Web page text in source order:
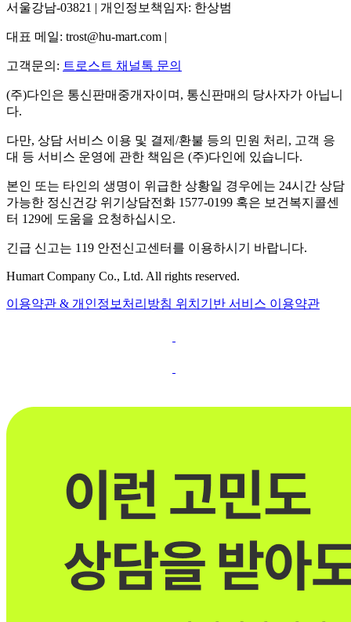
서울강남-03821 | 개인정보책임자: 한상범
대표 메일: trost@hu-mart.com |
고객문의: 트로스트 채널톡 문의
(주)다인은 통신판매중개자이며, 통신판매의 당사자가 아닙니
다.
다만, 상담 서비스 이용 및 결제/환불 등의 민원 처리, 고객 응
대 등 서비스 운영에 관한 책임은 (주)다인에 있습니다.
본인 또는 타인의 생명이 위급한 상황일 경우에는 24시간 상담
가능한 정신건강 위기상담전화 1577-0199 혹은 보건복지콜센
터 129에 도움을 요청하십시오.
긴급 신고는 119 안전신고센터를 이용하시기 바랍니다.
Humart Company Co., Ltd. All rights reserved.
이용약관 & 개인정보처리방침 위치기반 서비스 이용약관